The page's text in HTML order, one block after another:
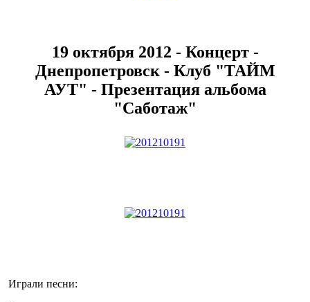
19 октября 2012 - Концерт -
Днепропетровск - Клуб "ТАЙМ
АУТ" - Презентация альбома
"Саботаж"
Играли песни: